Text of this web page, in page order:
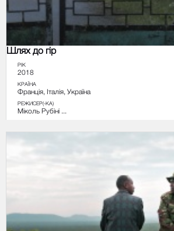
Шлях до гір
РІК
2018
КРАЇНА
Франція, Італія, Україна
РЕЖИСЕР(-КА)
Міколь Рубіні ...